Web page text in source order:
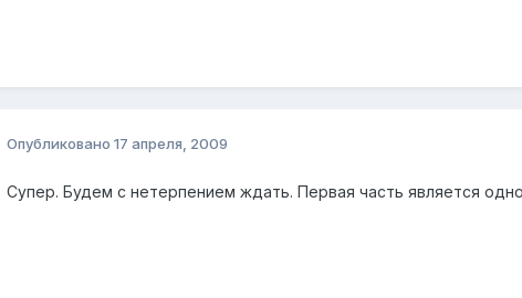
Опубликовано 17 апреля, 2009
Супер. Будем с нетерпением ждать. Первая часть является